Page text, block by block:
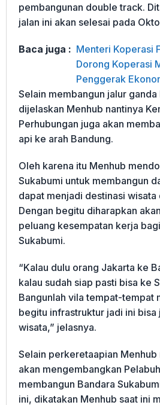
pembangunan double track.
jalan ini akan selesai pada
Baca juga : Menteri Koperasi
Dorong Koperasi
Penggerak
Selain membangun jalur
dijelaskan Menhub nantinya
Perhubungan juga akan
api ke arah Bandung.
Oleh karena itu Menhub
Sukabumi untuk membangun
dapat menjadi destinasi wisata
Dengan begitu diharapkan
peluang kesempatan kerja
Sukabumi.
“Kalau dulu orang Jakarta ke
kalau sudah siap pasti bisa ke
Bangunlah vila tempat-tempat
begitu infrastruktur jadi ini bisa
wisata,” jelasnya.
Selain perkeretaapian
akan mengembangkan
membangun Bandara
ini, dikatakan Menhub saat ini